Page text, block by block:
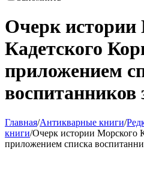
Очерк истории
Кадетского
приложением
воспитанников
Главная/Антикварные книги/
книги/Очерк истории Морского
приложением списка